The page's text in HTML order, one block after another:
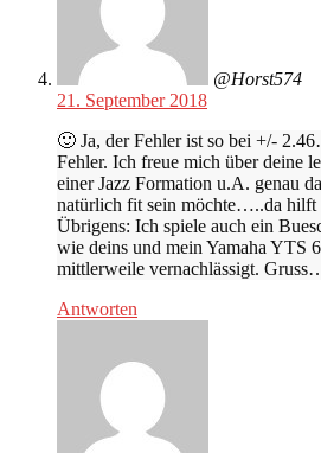
@Horst574
21. September 2018
🙂 Ja, der Fehler ist so bei +/-
Fehler. Ich freue mich über deine
einer Jazz Formation u.A. genau
natürlich fit sein möchte…..da hilft
Übrigens: Ich spiele auch ein
wie deins und mein Yamaha YTS
mittlerweile vernachlässigt.
Antworten